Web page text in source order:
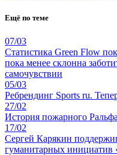
Ещё по теме
07/03
Статистика Green Flow
пока менее склонна
самочувствии
05/03
Ребрендинг Sports ru.
27/02
История пожарного
17/02
Сергей Карякин
гуманитарных инициатив